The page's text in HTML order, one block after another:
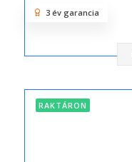
3 év garancia
RAKTÁRON